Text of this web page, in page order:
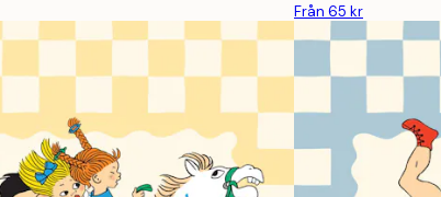
Från 65 kr